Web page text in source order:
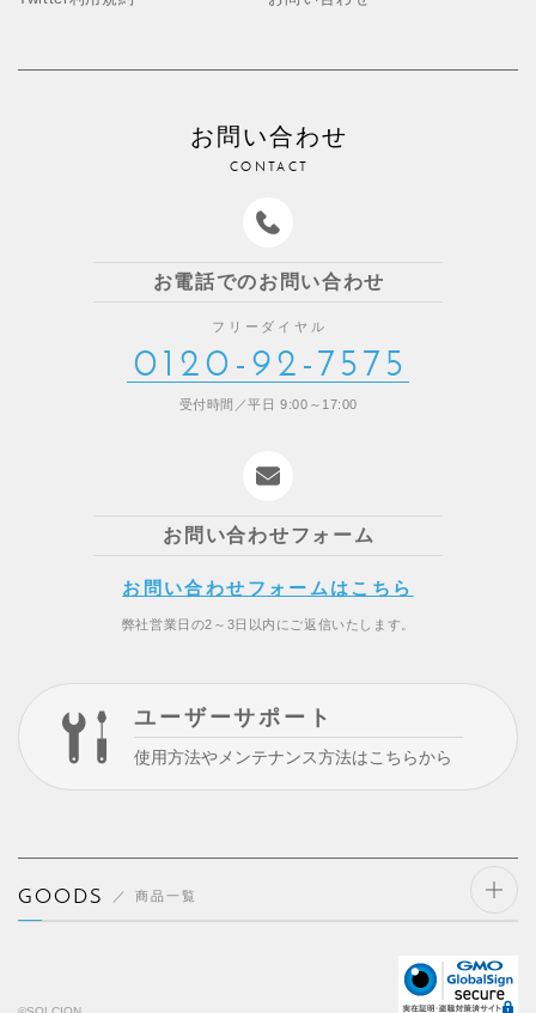
お問い合わせ
CONTACT
お電話でのお問い合わせ
フリーダイヤル
0120-92-7575
受付時間／平日 9:00～17:00
お問い合わせフォーム
お問い合わせフォームはこちら
弊社営業日の2～3日以内にご返信いたします。
ユーザーサポート
使用方法やメンテナンス方法はこちらから
GOODS 商品一覧